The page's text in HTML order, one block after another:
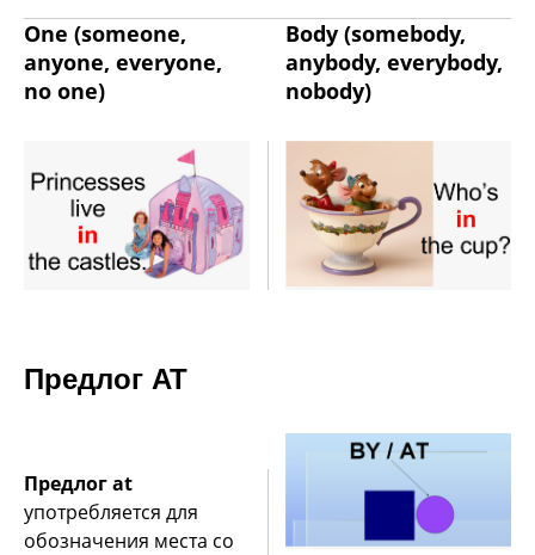
One (someone,
anyone, everyone,
no one)
Body (somebody,
anybody, everybody,
nobody)
Предлог AT
Предлог at
употребляется для
обозначения места со